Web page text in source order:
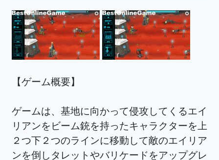
【ゲーム概要】
ゲームは、基地に向かって侵攻してくるエイ
リアンをビーム銃を持ったキャラクターを上
２つ下２つのラインに移動して敵のエイリア
ンを倒しタレットやバリケードをアップグレ